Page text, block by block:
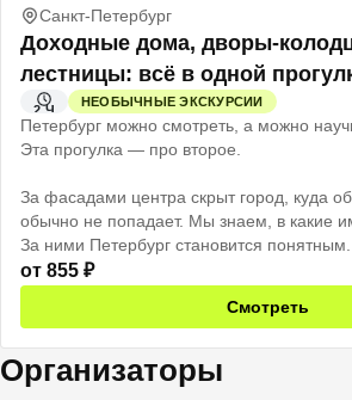
Санкт-Петербург
Доходные дома, дворы-
лестницы: всё в одной
2 Ч
НЕОБЫЧНЫЕ ЭКСКУРСИИ
Петербург можно смотреть, а можно
Эта прогулка — про второе.
За фасадами центра скрыт город, куда
обычно не попадает. Мы знаем, в какие
За ними Петербург становится понятным.
Район Владимирской площади — место,
кварталах сохранилась вся логика
декорация, а живая система по которой
от 855 ₽
Смотреть
Организаторы